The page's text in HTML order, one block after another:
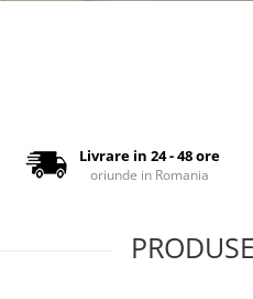
Livrare in 24 - 48 ore
oriunde in Romania